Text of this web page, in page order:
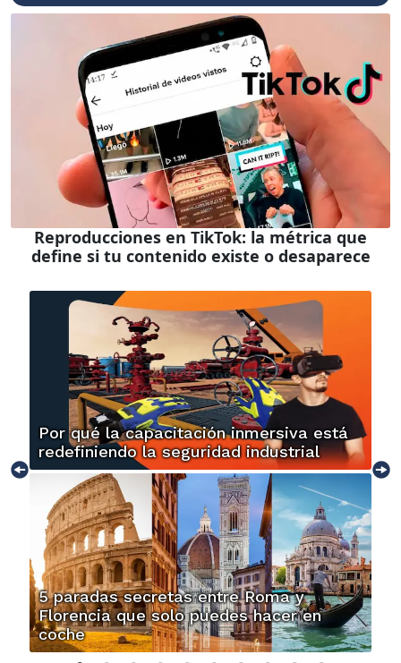
Reproducciones en TikTok: la métrica que
define si tu contenido existe o desaparece
Por qué la capacitación inmersiva está
redefiniendo la seguridad industrial
5 paradas secretas entre Roma y
Florencia que solo puedes hacer en
coche